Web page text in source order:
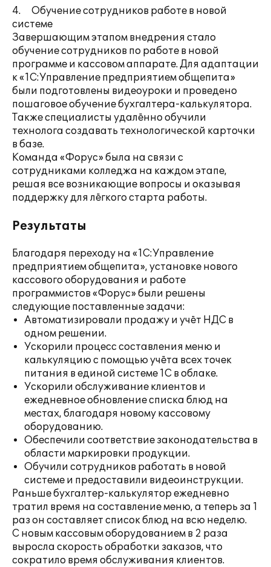
4. Обучение сотрудников работе в новой
системе
Завершающим этапом внедрения стало
обучение сотрудников по работе в новой
программе и кассовом аппарате. Для адаптации
к «1С:Управление предприятием общепита»
были подготовлены видеоуроки и проведено
пошаговое обучение бухгалтера-калькулятора.
Также специалисты удалённо обучили
технолога создавать технологической карточки
в базе.
Команда «Форус» была на связи с
сотрудниками колледжа на каждом этапе,
решая все возникающие вопросы и оказывая
поддержку для лёгкого старта работы.
Результаты
Благодаря переходу на «1С:Управление
предприятием общепита», установке нового
кассового оборудования и работе
программистов «Форус» были решены
следующие поставленные задачи:
Автоматизировали продажу и учёт НДС в
одном решении.
Ускорили процесс составления меню и
калькуляцию с помощью учёта всех точек
питания в единой системе 1С в облаке.
Ускорили обслуживание клиентов и
ежедневное обновление списка блюд на
местах, благодаря новому кассовому
оборудованию.
Обеспечили соответствие законодательства в
области маркировки продукции.
Обучили сотрудников работать в новой
системе и предоставили видеоинструкции.
Раньше бухгалтер-калькулятор ежедневно
тратил время на составление меню, а теперь за 1
раз он составляет список блюд на всю неделю.
С новым кассовым оборудованием в 2 раза
выросла скорость обработки заказов, что
сократило время обслуживания клиентов.